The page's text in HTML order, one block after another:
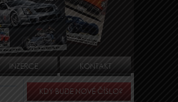
INZERCE KONTAKT
KDY BUDE NOVÉ ČÍSLO?